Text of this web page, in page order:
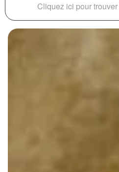
Cliquez ici pour